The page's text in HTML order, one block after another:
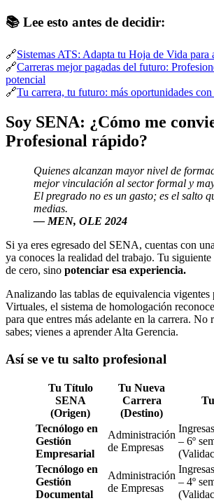
📚 Lee esto antes de decidir:
🔗Sistemas ATS: Adapta tu Hoja de Vida para
🔗Carreras mejor pagadas del futuro:
potencial
🔗Tu carrera, tu futuro: más oportunidades
Soy SENA: ¿Cómo me
Profesional rápido?
Quienes alcanzan mayor nivel de
mejor vinculación al sector formal y
El pregrado no es un gasto; es el salto
medias.
— MEN, OLE 2024
Si ya eres egresado del SENA, cuentas con
ya conoces la realidad del trabajo. Tu siguiente
de cero, sino potenciar esa experiencia.
Analizando las tablas de equivalencia vigentes
Virtuales, el sistema de homologación
para que entres más adelante en la carrera. No
sabes; vienes a aprender Alta Gerencia.
Así se ve tu salto profesional
Tu Título
SENA
(Origen)
Tu Nueva
Carrera
(Destino)
Tecnólogo en
Gestión
Empresarial
Administración
de Empresas
– 6º
Tecnólogo en
Gestión
Documental
Administración
de Empresas
– 4º